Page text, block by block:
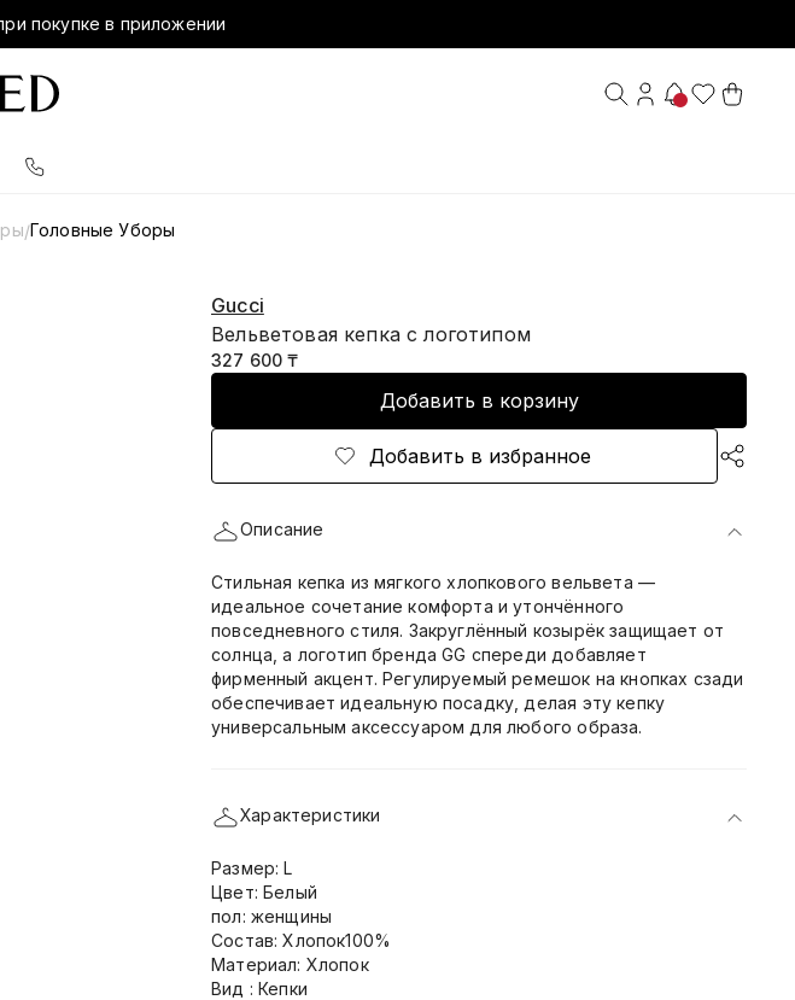
покупке в приложении
/Головные Уборы
Gucci
Вельветовая кепка с логотипом
327 600 ₸
Добавить в корзину
Добавить в избранное
Описание
Стильная кепка из мягкого хлопкового вельвета —
идеальное сочетание комфорта и утончённого
повседневного стиля. Закруглённый козырёк защищает от
солнца, а логотип бренда GG спереди добавляет
фирменный акцент. Регулируемый ремешок на кнопках сзади
обеспечивает идеальную посадку, делая эту кепку
универсальным аксессуаром для любого образа.
Характеристики
Размер: L
Цвет: Белый
пол: женщины
Состав: Хлопок100%
Материал: Хлопок
Вид : Кепки